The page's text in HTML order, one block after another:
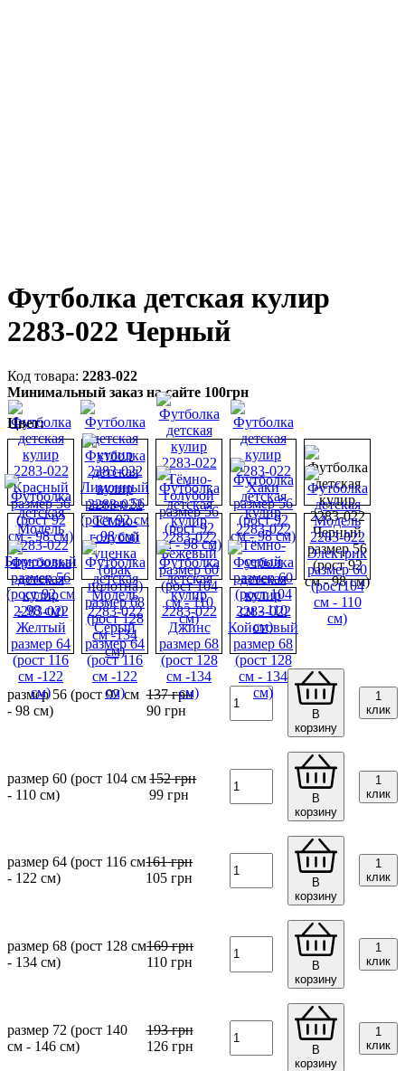
Футболка детская кулир
2283-022 Черный
2283-022
Минимальный заказ на сайте 100грн
Цвет:
размер 56 (рост 92 см
- 98 см)
137грн
90грн
В
корзину
1
клик
размер 60 (рост 104 см
- 110 см)
152грн
99 грн
В
корзину
1
клик
размер 64 (рост 116 см
- 122 см)
161грн
105 грн
В
корзину
1
клик
размер 68 (рост 128 см
- 134 см)
169грн
110 грн
В
корзину
1
клик
размер 72 (рост 140
см - 146 см)
193грн
126грн
В
корзину
1
клик